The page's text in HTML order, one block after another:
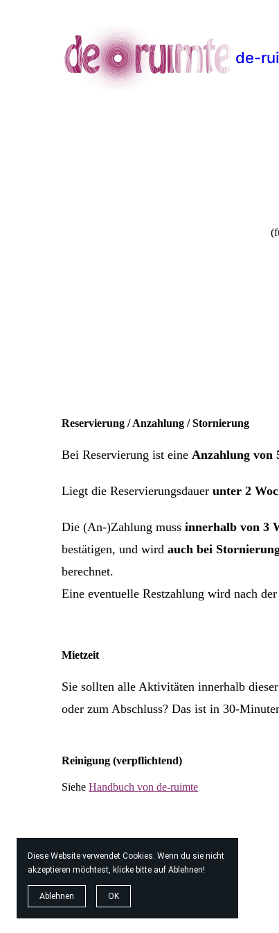
Diese Website verwendet Cookies. Wenn du sie nicht
akzeptieren möchtest, klicke bitte auf Ablehnen!
Ablehnen OK
de-
Reservierung / Anzahlung / Stornierung
Bei Reservierung ist eine Anzahlung von
Liegt die Reservierungsdauer unter 2
Die (An-)Zahlung muss innerhalb von 3
bestätigen, und wird auch bei
berechnet.
Eine eventuelle Restzahlung wird nach
Mietzeit
Sie sollten alle Aktivitäten innerhalb
oder zum Abschluss? Das ist in 30-
Reinigung (verpflichtend)
Siehe Handbuch von de-ruimte